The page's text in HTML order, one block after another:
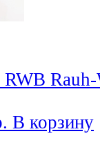
В корзину